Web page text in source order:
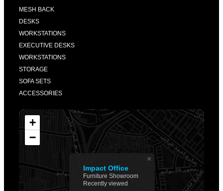
MESH BACK
DESKS
WORKSTATIONS
EXECUTIVE DESKS
WORKSTATIONS
STORAGE
SOFA SETS
ACCESSORIES
Impact Office
Furniture Showroom
Recently viewed
×
+
−